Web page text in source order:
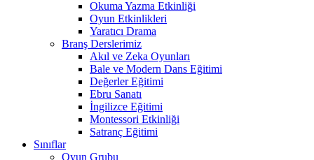
Okuma Yazma Etkinliği
Oyun Etkinlikleri
Yaratıcı Drama
Branş Derslerimiz
Akıl ve Zeka Oyunları
Bale ve Modern Dans Eğitimi
Değerler Eğitimi
Ebru Sanatı
İngilizce Eğitimi
Montessori Etkinliği
Satranç Eğitimi
Sınıflar
Oyun Grubu